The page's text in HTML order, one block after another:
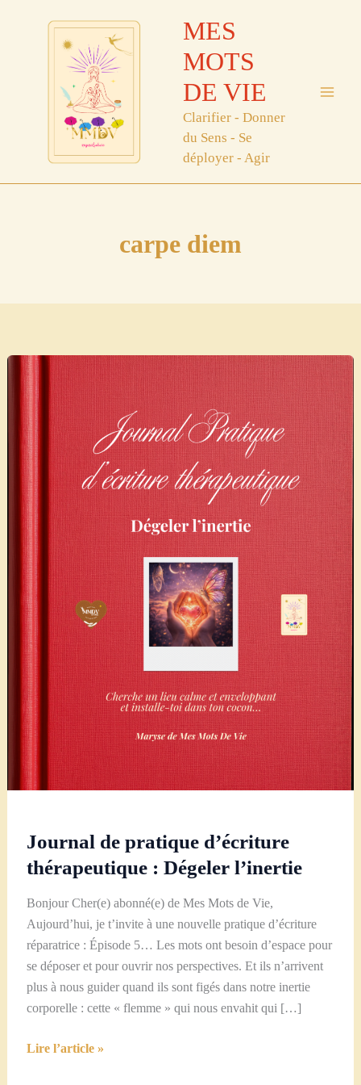
MES
MOTS
DE VIE
Clarifier - Donner
du Sens - Se
déployer - Agir
carpe diem
Journal de pratique d’écriture
thérapeutique : Dégeler l’inertie
Bonjour Cher(e) abonné(e) de Mes Mots de Vie,
Aujourd’hui, je t’invite à une nouvelle pratique d’écriture
réparatrice : Épisode 5… Les mots ont besoin d’espace pour
se déposer et pour ouvrir nos perspectives. Et ils n’arrivent
plus à nous guider quand ils sont figés dans notre inertie
corporelle : cette « flemme » qui nous envahit qui […]
Journal
Lire l’article »